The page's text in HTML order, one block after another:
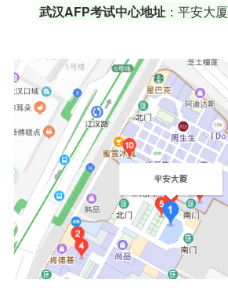
武汉AFP考试中心地址：平安大厦